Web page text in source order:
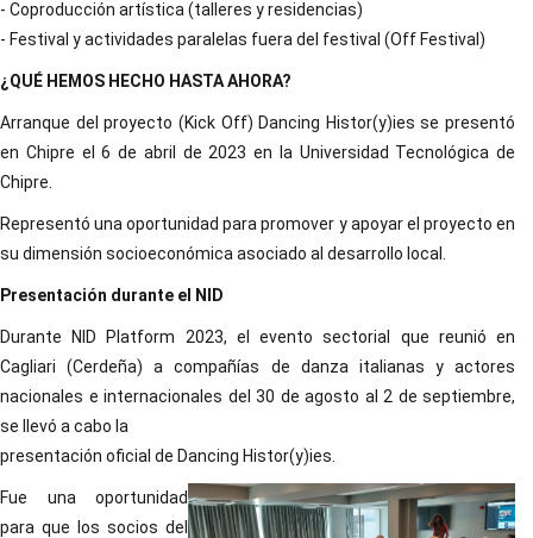
- Coproducción artística (talleres y residencias)
- Festival y actividades paralelas fuera del festival (Off Festival)
¿QUÉ HEMOS HECHO HASTA AHORA?
Arranque del proyecto (Kick Off) Dancing Histor(y)ies se presentó
en Chipre el 6 de abril de 2023 en la Universidad Tecnológica de
Chipre.
Representó una oportunidad para promover y apoyar el proyecto en
su dimensión socioeconómica asociado al desarrollo local.
Presentación durante el NID
Durante NID Platform 2023, el evento sectorial que reunió en
Cagliari (Cerdeña) a compañías de danza italianas y actores
nacionales e internacionales del 30 de agosto al 2 de septiembre,
se llevó a cabo la
presentación oficial de Dancing Histor(y)ies.
Fue una oportunidad
para que los socios del